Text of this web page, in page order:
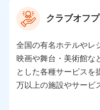
当社は利用目的の達成に
の取り扱いの全部または
す。
個人データの共同利
当社は株式会社NTTド
人データを共同利用し
クラブオフ
全国の有名ホテルやレ
映画や舞台・美術館な
とした各種サービスを
万以上の施設やサービ